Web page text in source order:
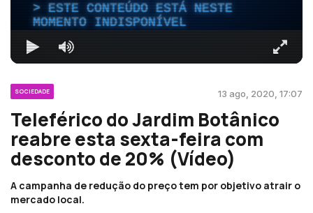
ESTE CONTEÚDO ESTÁ NESTE
MOMENTO INDISPONÍVEL
SOCIEDADE 13 ago, 2020, 17:07
Teleférico do Jardim Botânico
reabre esta sexta-feira com
desconto de 20% (Vídeo)
A campanha de redução do preço tem por objetivo atrair o
mercado local.